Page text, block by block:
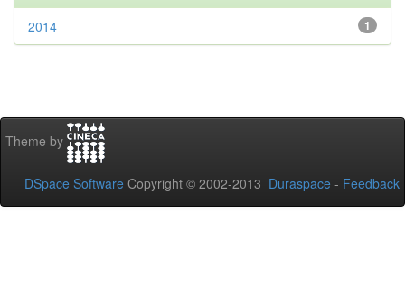
1
2014
Theme by
DSpace Software Copyright © 2002-2013 Duraspace - Feedback